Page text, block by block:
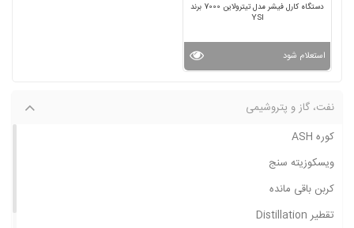
نفت، گاز و پتروشیمی
کوره ASH
ویسکوزیته سنج
کربن باقی مانده
تقطیر Distillation
دستگاه کارل فیشر مدل تیترولاین 7000 برند
YSI
استعلام شود